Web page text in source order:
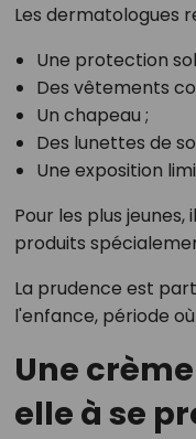
Les dermatologues
Une protection
Des vêtements
Un chapeau ;
Des lunettes de
Une exposition
Pour les plus
produits
La prudence est
l'enfance, période
Une
elle à se